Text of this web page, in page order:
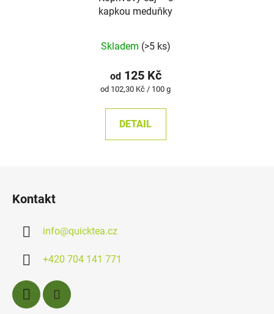
kapkou meduňky
Skladem (>5 ks)
od125 Kč
Měrná
od 102,30 Kč / 100 g
DETAIL
Kontakt
info@quicktea.cz
+420 704 141 771